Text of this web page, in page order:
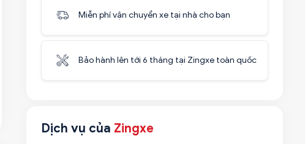
Miễn phí vận chuyển xe tại nhà cho bạn
Bảo hành lên tới 6 tháng tại Zingxe toàn quốc
Dịch vụ của Zingxe